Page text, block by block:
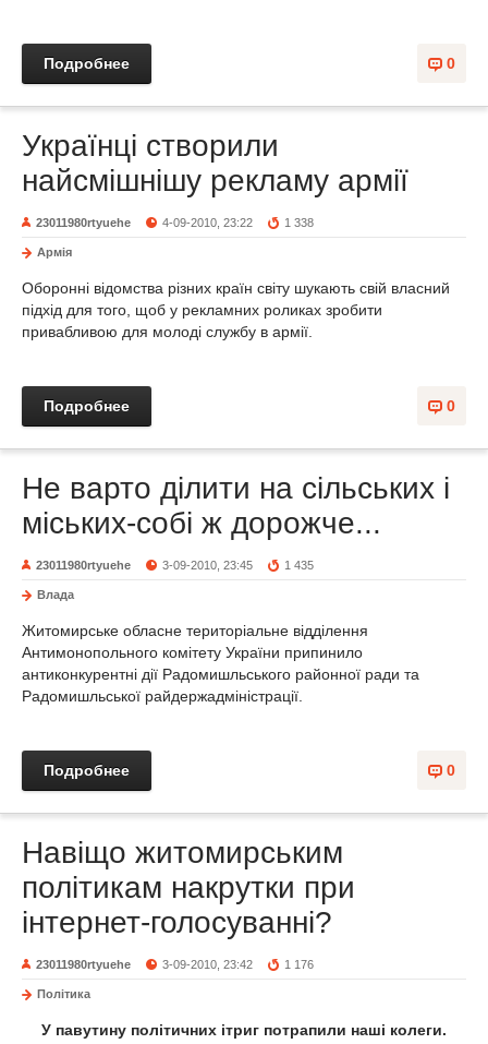
0
Подробнее
Українці створили
найсмішнішу рекламу армії
23011980rtyuehe 4-09-2010, 23:22 1 338
Армія
Оборонні відомства різних країн світу шукають свій власний
підхід для того, щоб у рекламних роликах зробити
привабливою для молоді службу в армії.
0
Подробнее
Не варто ділити на сільських і
міських-собі ж дорожче...
23011980rtyuehe 3-09-2010, 23:45 1 435
Влада
Житомирське обласне територіальне відділення
Антимонопольного комітету України припинило
антиконкурентні дії Радомишльського районної ради та
Радомишльської райдержадміністрації.
0
Подробнее
Навіщо житомирським
політикам накрутки при
інтернет-голосуванні?
23011980rtyuehe 3-09-2010, 23:42 1 176
Політика
У павутину політичних ітриг потрапили наші колеги.